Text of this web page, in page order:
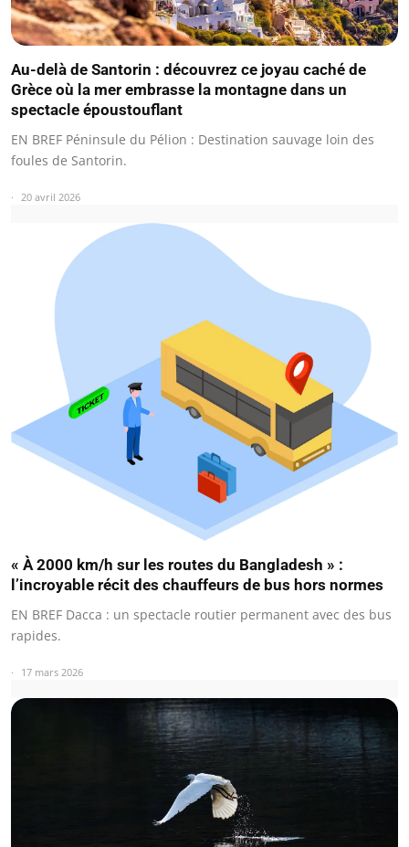
Au-delà de Santorin : découvrez ce joyau caché de
Grèce où la mer embrasse la montagne dans un
spectacle époustouflant
EN BREF Péninsule du Pélion : Destination sauvage loin des
foules de Santorin.
20 avril 2026
« À 2000 km/h sur les routes du Bangladesh » :
l’incroyable récit des chauffeurs de bus hors normes
EN BREF Dacca : un spectacle routier permanent avec des bus
rapides.
17 mars 2026